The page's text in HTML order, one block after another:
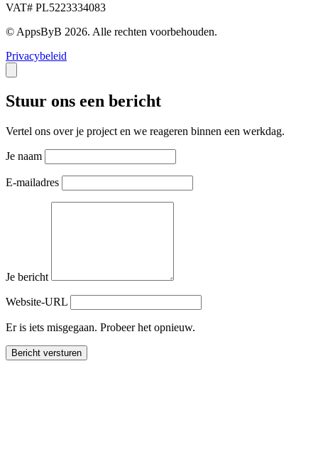
VAT# PL5223334083
© AppsByB 2026. Alle rechten voorbehouden.
Privacybeleid
Stuur ons een bericht
Vertel ons over je project en we reageren binnen een werkdag.
Je naam
E-mailadres
Je bericht
Website-URL
Er is iets misgegaan. Probeer het opnieuw.
Bericht versturen